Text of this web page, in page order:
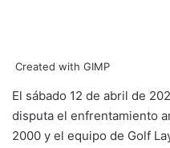
Created with GIMP
El sábado 12 de abril de
disputa el enfrentamiento
2000 y el equipo de Golf